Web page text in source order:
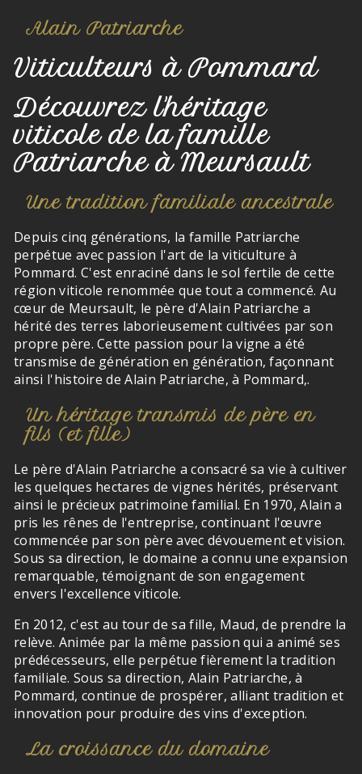
Alain Patriarche
Viticulteurs à Pommard
Découvrez l'héritage
viticole de la famille
Patriarche à Meursault
Une tradition familiale ancestrale
Depuis cinq générations, la famille Patriarche
perpétue avec passion l'art de la viticulture à
Pommard. C'est enraciné dans le sol fertile de cette
région viticole renommée que tout a commencé. Au
cœur de Meursault, le père d'Alain Patriarche a
hérité des terres laborieusement cultivées par son
propre père. Cette passion pour la vigne a été
transmise de génération en génération, façonnant
ainsi l'histoire de Alain Patriarche, à Pommard,.
Un héritage transmis de père en
fils (et fille)
Le père d'Alain Patriarche a consacré sa vie à cultiver
les quelques hectares de vignes hérités, préservant
ainsi le précieux patrimoine familial. En 1970, Alain a
pris les rênes de l'entreprise, continuant l'œuvre
commencée par son père avec dévouement et vision.
Sous sa direction, le domaine a connu une expansion
remarquable, témoignant de son engagement
envers l'excellence viticole.
En 2012, c'est au tour de sa fille, Maud, de prendre la
relève. Animée par la même passion qui a animé ses
prédécesseurs, elle perpétue fièrement la tradition
familiale. Sous sa direction, Alain Patriarche, à
Pommard, continue de prospérer, alliant tradition et
innovation pour produire des vins d'exception.
La croissance du domaine